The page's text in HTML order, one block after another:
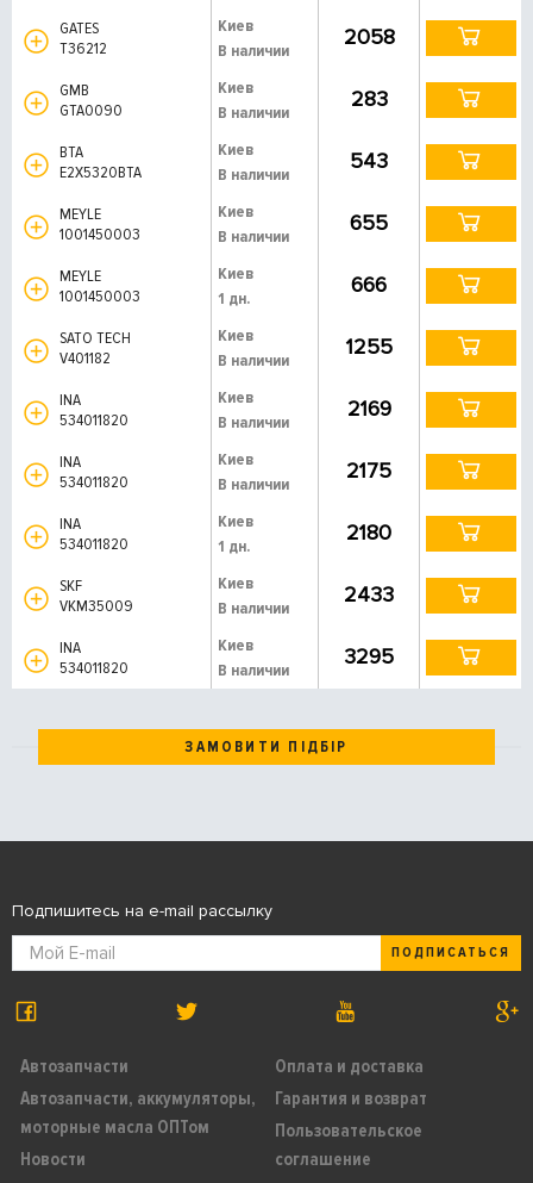
GATES
T36212
Киев
В наличии
2058
GMB
GTA0090
Киев
В наличии
283
BTA
E2X5320BTA
Киев
В наличии
543
MEYLE
1001450003
Киев
В наличии
655
MEYLE
1001450003
Киев
1 дн.
666
SATO TECH
V401182
Киев
В наличии
1255
INA
534011820
Киев
В наличии
2169
INA
534011820
Киев
В наличии
2175
INA
534011820
Киев
1 дн.
2180
SKF
VKM35009
Киев
В наличии
2433
INA
534011820
Киев
В наличии
3295
ЗАМОВИТИ ПІДБІР
Автозапчасти
Автозапчасти, аккумуляторы,
моторные масла ОПТом
Новости
Оплата и доставка
Гарантия и возврат
Пользовательское
соглашение
Подпишитесь на e-mail рассылку
ПОДПИСАТЬСЯ